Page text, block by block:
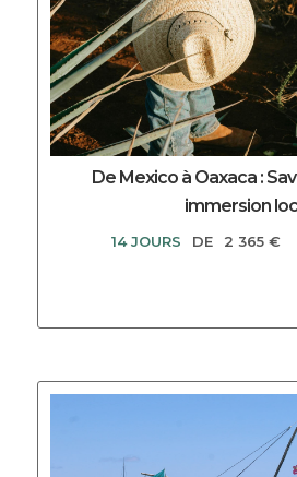
De Mexico à Oaxaca :
immersion
14 JOURS DE 2 365 €